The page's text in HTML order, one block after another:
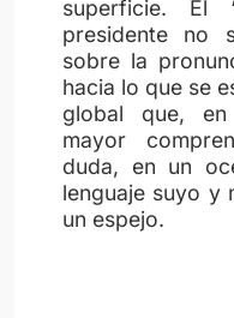
superficie. El
presidente no
sobre la
hacia lo que se
global que,
mayor
duda, en un
lenguaje suyo y
un espejo.